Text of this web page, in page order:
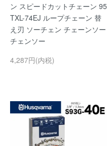
ン スピードカットチェーン 95
TXL-74EJ ループチェーン 替
え刃 ソーチェン チェーンソー
チェンソー
4,287円(内税)